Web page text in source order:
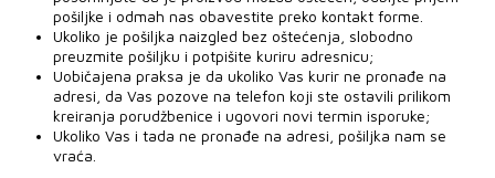
pošiljke i odmah nas obavestite preko kontakt forme.
Ukoliko je pošiljka naizgled bez oštećenja, slobodno
preuzmite pošiljku i potpišite kuriru adresnicu;
Uobičajena praksa je da ukoliko Vas kurir ne pronađe na
adresi, da Vas pozove na telefon koji ste ostavili prilikom
kreiranja porudžbenice i ugovori novi termin isporuke;
Ukoliko Vas i tada ne pronađe na adresi, pošiljka nam se
vraća.